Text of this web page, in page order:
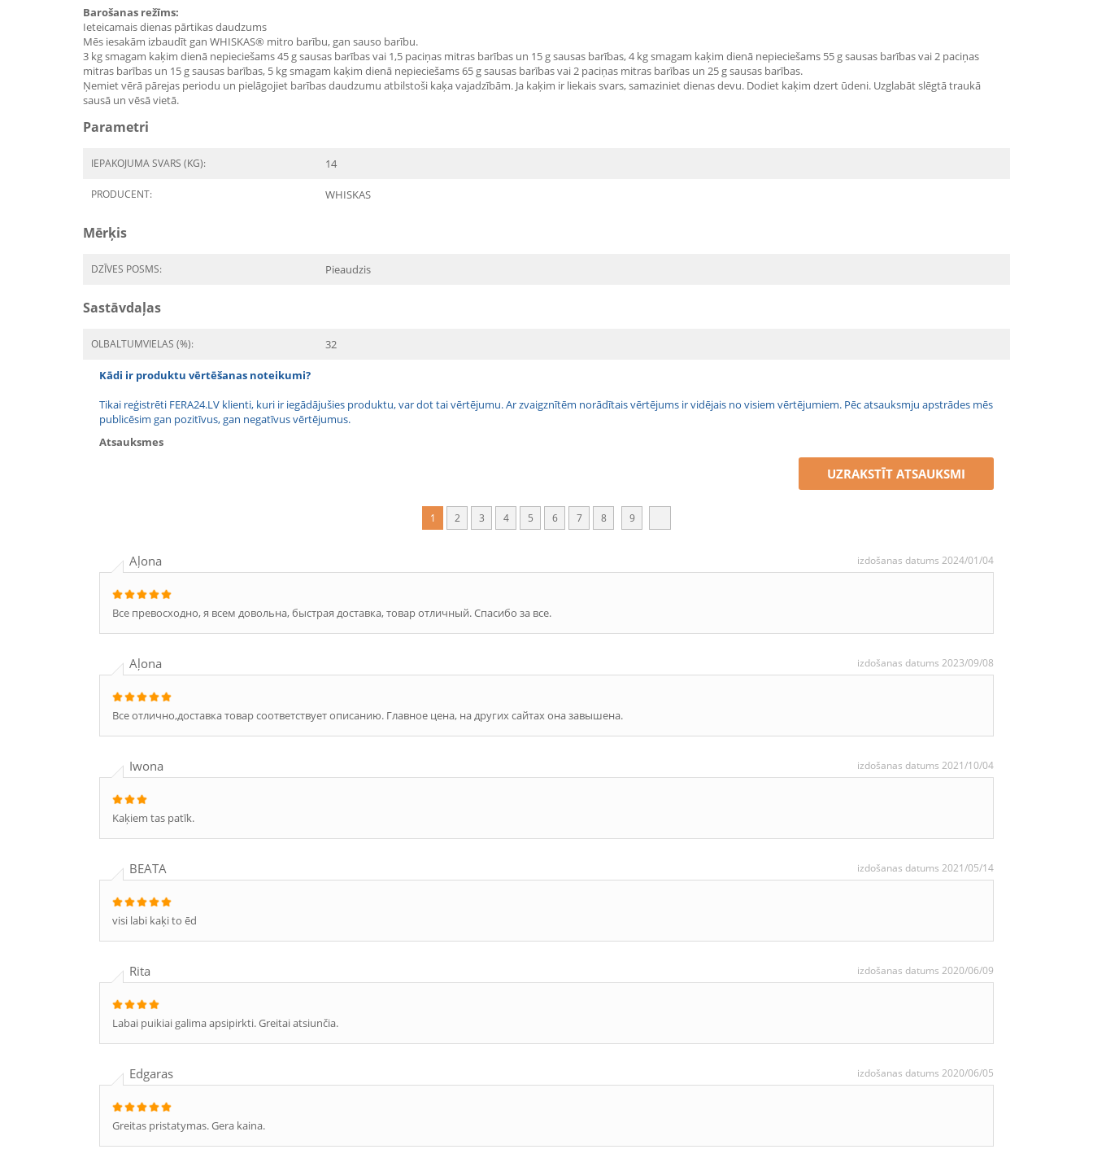
Barošanas režīms:
Ieteicamais dienas pārtikas daudzums
Mēs iesakām izbaudīt gan WHISKAS® mitro barību, gan sauso barību.
3 kg smagam kaķim dienā nepieciešams 45 g sausas barības vai 1,5 paciņas mitras barības un 15 g sausas barības, 4 kg smagam kaķim dienā nepieciešams 55 g sausas barības vai 2 paciņas
mitras barības un 15 g sausas barības, 5 kg smagam kaķim dienā nepieciešams 65 g sausas barības vai 2 paciņas mitras barības un 25 g sausas barības.
Ņemiet vērā pārejas periodu un pielāgojiet barības daudzumu atbilstoši kaķa vajadzībām. Ja kaķim ir liekais svars, samaziniet dienas devu. Dodiet kaķim dzert ūdeni. Uzglabāt slēgtā traukā
sausā un vēsā vietā.
Parametri
IEPAKOJUMA SVARS (KG): 14
PRODUCENT: WHISKAS
Mērķis
DZĪVES POSMS: Pieaudzis
Sastāvdaļas
OLBALTUMVIELAS (%): 32
Kādi ir produktu vērtēšanas noteikumi?
Tikai reģistrēti FERA24.LV klienti, kuri ir iegādājušies produktu, var dot tai vērtējumu. Ar zvaigznītēm norādītais vērtējums ir vidējais no visiem vērtējumiem. Pēc atsauksmju apstrādes mēs
publicēsim gan pozitīvus, gan negatīvus vērtējumus.
Atsauksmes
UZRAKSTĪT ATSAUKSMI
1 2 3 4 5 6 7 8 9
Aļona izdošanas datums 2024/01/04
Все превосходно, я всем довольна, быстрая доставка, товар отличный. Спасибо за все.
Aļona izdošanas datums 2023/09/08
Все отлично,доставка товар соответствует описанию. Главное цена, на других сайтах она завышена.
Iwona izdošanas datums 2021/10/04
Kaķiem tas patīk.
BEATA izdošanas datums 2021/05/14
visi labi kaķi to ēd
Rita izdošanas datums 2020/06/09
Labai puikiai galima apsipirkti. Greitai atsiunčia.
Edgaras izdošanas datums 2020/06/05
Greitas pristatymas. Gera kaina.